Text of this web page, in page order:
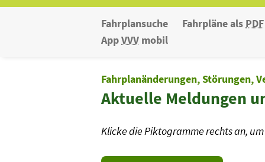
Fahrplansuche Fahrpläne als PDF
AppVVV mobil
Fahrplanänderungen, Störungen,
Aktuelle Meldungen
Klicke die Piktogramme rechts an,